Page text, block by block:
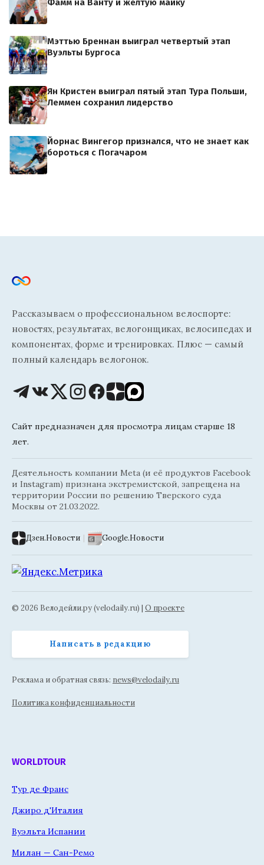
Мэттью Бреннан выиграл четвертый этап
Вуэльты Бургоса
Ян Кристен выиграл пятый этап Тура Польши,
Леммен сохранил лидерство
Йорнас Вингегор признался, что не знает как
бороться с Погачаром
Рассказываем о профессиональном велоспорте:
новостях, результатах, велогонщиках, велосипедах и
компонентах, форме и тренировках. Плюс — самый
полный календарь велогонок.
Сайт предназначен для просмотра лицам старше 18
лет.
Деятельность компании Meta (и её продуктов Facebook
и Instagram) признана экстремистской, запрещена на
территории России по решению Тверского суда
Москвы от 21.03.2022.
Дзен.Новости | Google.Новости
© 2026 Велодейли.ру (velodaily.ru) | О проекте
Написать в редакцию
Реклама и обратная связь: news@velodaily.ru
Политика конфиденциальности
WORLDTOUR
Тур де Франс
Джиро д'Италия
Вуэльта Испании
Милан — Сан-Ремо